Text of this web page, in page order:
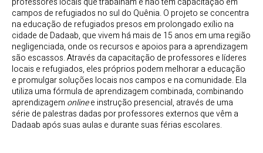
campos de refugiados no sul do Quênia. O projeto se concentra
na educação de refugiados presos em prolongado exílio na
cidade de Dadaab, que vivem há mais de 15 anos em uma região
negligenciada, onde os recursos e apoios para a aprendizagem
são escassos. Através da capacitação de professores e líderes
locais e refugiados, eles próprios podem melhorar a educação
e promulgar soluções locais nos campos e na comunidade. Ela
utiliza uma fórmula de aprendizagem combinada, combinando
aprendizagem onlinee instrução presencial, através de uma
série de palestras dadas por professores externos que vêm a
Dadaab após suas aulas e durante suas férias escolares.